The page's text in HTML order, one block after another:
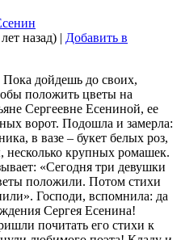
назад) | Добавить в
Пока дойдешь до своих,
положить цветы на
Сергеевне Есениной, ее
ворот. Подошла и замерла:
в вазе – букет белых роз,
несколько крупных ромашек.
«Сегодня три девушки
положили. Потом стихи
Господи, вспомнила: да
Сергея Есенина!
почитать его стихи к